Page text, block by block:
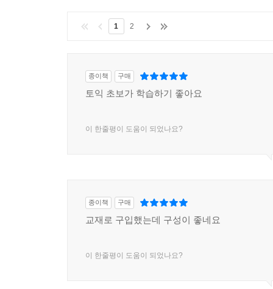
1 2
종이책 구매
토익 초보가 학습하기 좋아요
이 한줄평이 도움이 되었나요?
종이책 구매
교재로 구입했는데 구성이 좋네요
이 한줄평이 도움이 되었나요?